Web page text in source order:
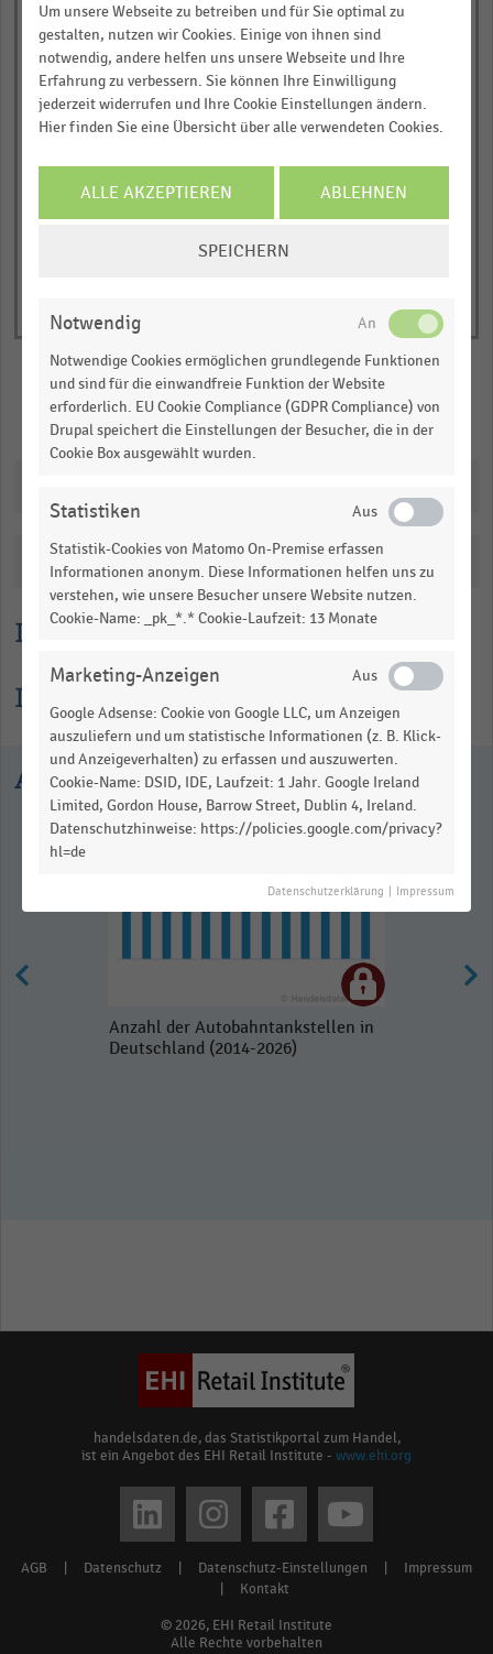
Lesehilfe
Informationen zur Statistik
categories.
The
chart
has
Tankstellen
(absolut).
Range:
1.0574892489270387.
data
2014201520162017201820192020202120222023202420252026
0,00
interactive
Download als Excel, PNG, PDF
… und vieles mehr!
JETZT INFORMIEREN
Merken Teilen
Katalogisierung
Ausgewählte Statistiken
Anzahl der Autobahntankstellen in
Deutschland (2014-2026)
handelsdaten.de, das Statistikportal zum Handel,
ist ein Angebot des EHI Retail Institute - www.ehi.org
© 2026, EHI Retail Institute
Alle Rechte vorbehalten
Footer
AGB Datenschutz Datenschutz-Einstellungen
Impressum
Kontakt
Um unsere Webseite zu betreiben und für Sie optimal zu
gestalten, nutzen wir Cookies. Einige von ihnen sind
notwendig, andere helfen uns unsere Webseite und Ihre
Erfahrung zu verbessern. Sie können Ihre Einwilligung
jederzeit widerrufen und Ihre Cookie Einstellungen ändern.
Hier finden Sie eine Übersicht über alle verwendeten Cookies.
ALLE AKZEPTIEREN ABLEHNEN
SPEICHERN
Notwendig
Notwendige Cookies ermöglichen grundlegende Funktionen
und sind für die einwandfreie Funktion der Website
erforderlich. EU Cookie Compliance (GDPR Compliance) von
Drupal speichert die Einstellungen der Besucher, die in der
Cookie Box ausgewählt wurden.
Statistiken
Statistik-Cookies von Matomo On-Premise erfassen
Informationen anonym. Diese Informationen helfen uns zu
verstehen, wie unsere Besucher unsere Website nutzen.
Cookie-Name: _pk_*.* Cookie-Laufzeit: 13 Monate
Marketing-Anzeigen
Google Adsense: Cookie von Google LLC, um Anzeigen
auszuliefern und um statistische Informationen (z. B. Klick-
und Anzeigeverhalten) zu erfassen und auszuwerten.
Cookie-Name: DSID, IDE, Laufzeit: 1 Jahr. Google Ireland
Limited, Gordon House, Barrow Street, Dublin 4, Ireland.
Datenschutzhinweise: https://policies.google.com/privacy?
hl=de
Datenschutzerklärung Impressum